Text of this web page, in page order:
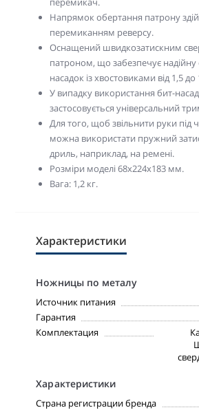
Напрямок обертання патрону
перемиканням реверсу.
Оснащений швидкозатискним
патроном, що забезпечує надійну
насадок із хвостовиками від 1,5
У випадку використання бит-
застосовується універсальний
Для того, щоб звільнити руки під
можна використати пружний
дриль, наприклад, на ремені.
Розміри моделі 68х224х183 мм.
Вага: 1,2 кг.
Характеристики
Ножницы по металу
Источник питания
Гарантия
Комплектация
Характеристики
Страна регистрации бренда